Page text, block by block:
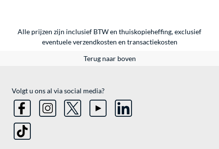
Alle prijzen zijn inclusief BTW en thuiskopieheffing, exclusief
eventueleverzendkosten en transactiekosten
Terug naar boven
Volgt u ons al via social media?